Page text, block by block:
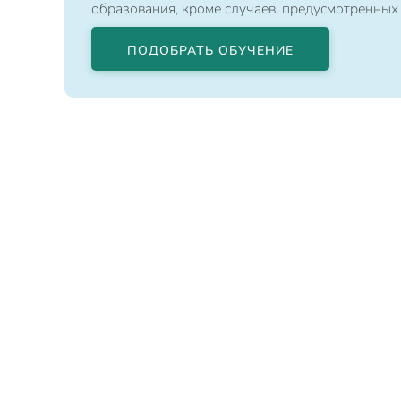
образования, кроме случаев,
ПОДОБРАТЬ ОБУЧЕНИЕ